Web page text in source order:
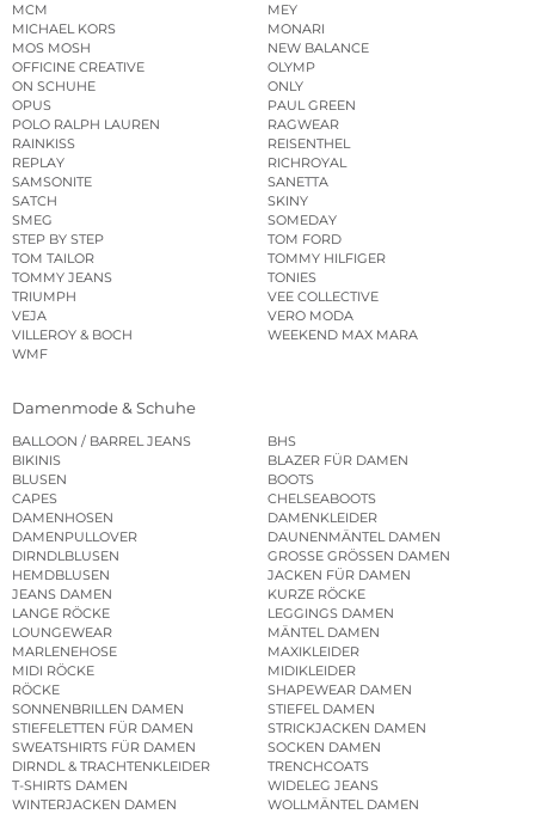
MCM
MEY
MICHAEL KORS
MONARI
MOS MOSH
NEW BALANCE
OFFICINE CREATIVE
OLYMP
ON SCHUHE
ONLY
OPUS
PAUL GREEN
POLO RALPH LAUREN
RAGWEAR
RAINKISS
REISENTHEL
REPLAY
RICHROYAL
SAMSONITE
SANETTA
SATCH
SKINY
SMEG
SOMEDAY
STEP BY STEP
TOM FORD
TOM TAILOR
TOMMY HILFIGER
TOMMY JEANS
TONIES
TRIUMPH
VEE COLLECTIVE
VEJA
VERO MODA
VILLEROY & BOCH
WEEKEND MAX MARA
WMF
Damenmode & Schuhe
BALLOON / BARREL JEANS
BHS
BIKINIS
BLAZER FÜR DAMEN
BLUSEN
BOOTS
CAPES
CHELSEABOOTS
DAMENHOSEN
DAMENKLEIDER
DAMENPULLOVER
DAUNENMÄNTEL DAMEN
DIRNDLBLUSEN
GROSSE GRÖSSEN DAMEN
HEMDBLUSEN
JACKEN FÜR DAMEN
JEANS DAMEN
KURZE RÖCKE
LANGE RÖCKE
LEGGINGS DAMEN
LOUNGEWEAR
MÄNTEL DAMEN
MARLENEHOSE
MAXIKLEIDER
MIDI RÖCKE
MIDIKLEIDER
RÖCKE
SHAPEWEAR DAMEN
SONNENBRILLEN DAMEN
STIEFEL DAMEN
STIEFELETTEN FÜR DAMEN
STRICKJACKEN DAMEN
SWEATSHIRTS FÜR DAMEN
SOCKEN DAMEN
DIRNDL & TRACHTENKLEIDER
TRENCHCOATS
T-SHIRTS DAMEN
WIDELEG JEANS
WINTERJACKEN DAMEN
WOLLMÄNTEL DAMEN